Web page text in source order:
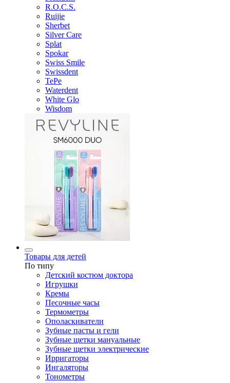
R.O.C.S.
Ruijie
Sherbet
Silver Care
Splat
Spokar
Swiss Smile
Swissdent
TePe
Waterdent
White Glo
Wisdom
Товары для детей
По типу
Детский костюм доктора
Игрушки
Кремы
Песочные часы
Термометры
Ополаскиватели
Зубные пасты и гели
Зубные щетки мануальные
Зубные щетки электрические
Ирригаторы
Ингаляторы
Тонометры